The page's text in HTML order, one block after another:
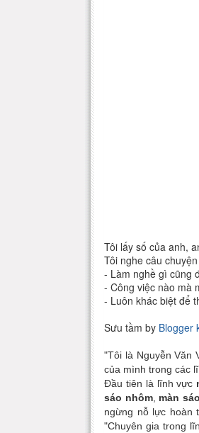
Tôi lấy số của anh,
Tôi nghe câu
- Làm nghề gì cũng
- Công việc nào mà
- Luôn khác biệt để
Sưu tầm by Blogger
"Tôi là Nguyễn Văn
của mình trong các
Đầu tiên là lĩnh vực
sáo nhôm, màn
ngừng nỗ lực hoàn
"Chuyên gia trong